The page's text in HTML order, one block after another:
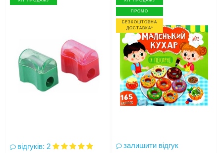
відгуків: 2
ПРОМО
БЕЗКОШТОВНА
ДОСТАВКА*
залишити відгук